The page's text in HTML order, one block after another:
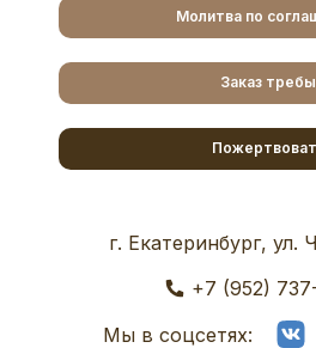
Молитва по
Заказ требы
г. Екатеринбург, ул.
+7 (952)
Мы в соцсетях: